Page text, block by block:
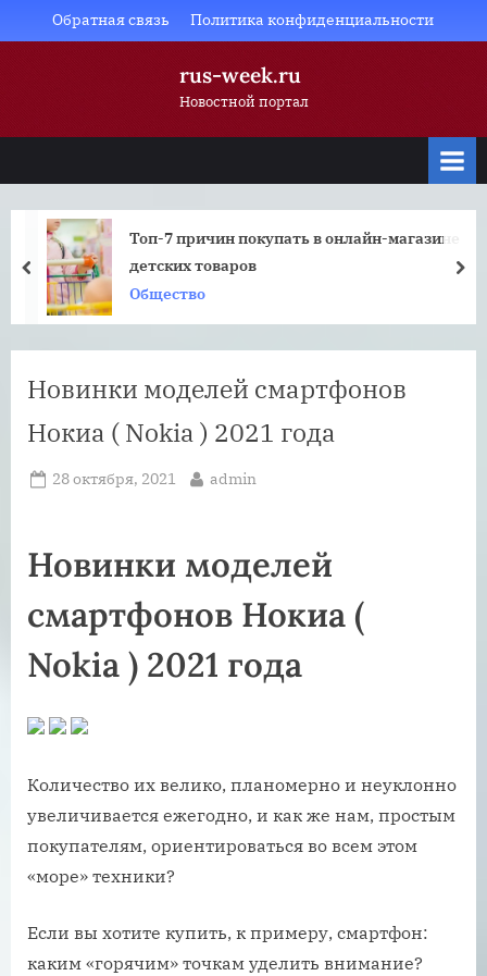
to
Обратная связь Политика конфиденциальности
rus-week.ru
Новостной портал
Топ-7 причин покупать в онлайн-магазине
детских товаров
Общество
prev
Новинки моделей смартфонов
Нокиа ( Nokia ) 2021 года
Posted
28 октября, 2021 By
admin
Новинки моделей
смартфонов Нокиа (
Nokia ) 2021 года
Количество их велико, планомерно и неуклонно
увеличивается ежегодно, и как же нам, простым
покупателям, ориентироваться во всем этом
«море» техники?
Если вы хотите купить, к примеру, смартфон:
каким «горячим» точкам уделить внимание?